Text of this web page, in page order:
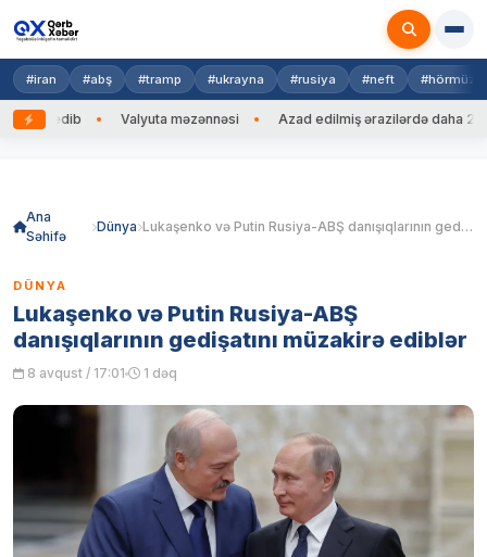
#iran #abş #tramp #ukrayna #rusiya #neft #hörmüz
edib Valyuta məzənnəsi Azad edilmiş ərazilərdə daha 212
Ana
Səhifə
Dünya Lukaşenko və Putin Rusiya-ABŞ danışıqlarının gedişatını müzakirə ediblər
DÜNYA
Lukaşenko və Putin Rusiya-ABŞ
danışıqlarının gedişatını müzakirə ediblər
8 avqust / 17:01 1 dəq